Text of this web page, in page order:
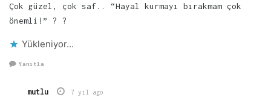
Çok güzel, çok saf.. “Hayal kurmayı bırakmam çok
önemli!” ? ?
Yükleniyor...
Yanıtla
mutlu 7 yıl ago